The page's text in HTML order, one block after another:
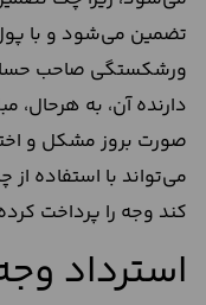
تضمین می‌شود و با
ورشکستگی صاحب
دارنده آن، به هرحال،
صورت بروز مشکل و
می‌تواند با استفاده
کند وجه را پرداخت
استرداد